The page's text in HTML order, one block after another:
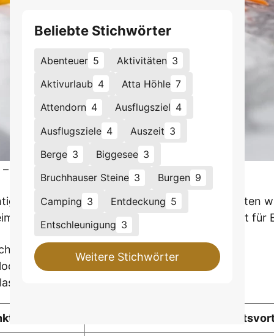
knusprig, nährend und einfach gut
Mehlsorten (wie Dinkel), Superfood-Zutaten
Teig gehen lassen. Das Zusammenspiel sorgt für
mit extra Protein
liefern langanhaltende Energie
Sättigung pur
Beliebte Stichwörter
Abenteuer 5 Aktivitäten 3
Aktivurlaub 4 Atta Höhle 7
Attendorn 4 Ausflugsziel 4
Ausflugsziele 4 Auszeit 3
Berge 3 Biggesee 3
Bruchhauser Steine 3 Burgen 9
Camping 3 Entdeckung 5
Entschleunigung 3
Weitere Stichwörter